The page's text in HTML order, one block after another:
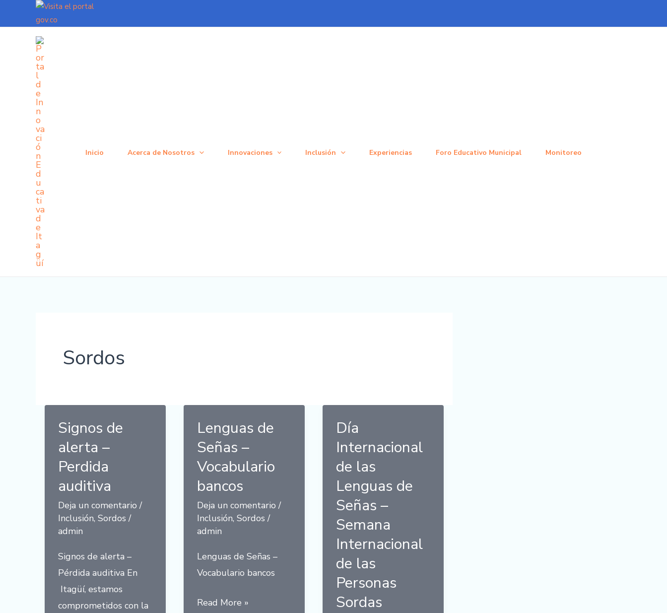
al
contenido
Inicio Acerca de Nosotros Innovaciones Inclusión Experiencias Foro Educativo Municipal Monitoreo
Sordos
Signos de
alerta –
Perdida
auditiva
Deja un comentario /
Inclusión, Sordos /
admin
Signos de alerta –
Pérdida auditiva En
Itagüí, estamos
comprometidos con la
Lenguas de
Señas –
Vocabulario
bancos
Deja un comentario /
Inclusión, Sordos /
admin
Lenguas de Señas –
Vocabulario bancos
Lenguas
Read More »
Día
Internacional
de las
Lenguas de
Señas –
Semana
Internacional
de las
Personas
Sordas